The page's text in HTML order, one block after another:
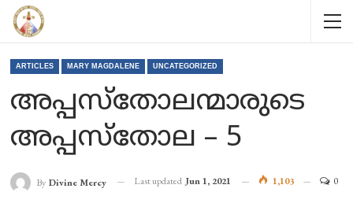
ARTICLES MARY MAGDALENE UNCATEGORIZED
അപ്പസ്തോലന്മാരുടെ
അപ്പസ്തോല – 5
By Divine Mercy Last updated Jun 1, 2021 1,103 0